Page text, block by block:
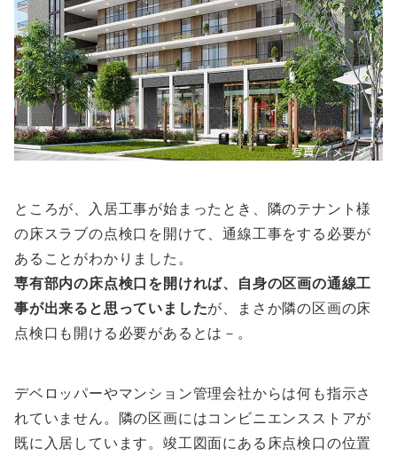
ところが、入居工事が始まったとき、隣のテナント様
の床スラブの点検口を開けて、通線工事をする必要が
あることがわかりました。
専有部内の床点検口を開ければ、自身の区画の通線工
事が出来ると思っていましたが、まさか隣の区画の床
点検口も開ける必要があるとは－。
デベロッパーやマンション管理会社からは何も指示さ
れていません。隣の区画にはコンビニエンスストアが
既に入居しています。竣工図面にある床点検口の位置